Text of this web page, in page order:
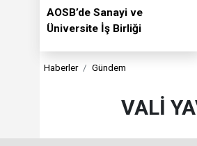
AOSB’de Sanayi ve
Üniversite İş Birliği
Haberler Gündem
VALİ